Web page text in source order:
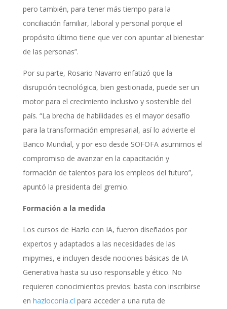
pero también, para tener más tiempo para la
conciliación familiar, laboral y personal porque el
propósito último tiene que ver con apuntar al bienestar
de las personas”.
Por su parte, Rosario Navarro enfatizó que la
disrupción tecnológica, bien gestionada, puede ser un
motor para el crecimiento inclusivo y sostenible del
país. “La brecha de habilidades es el mayor desafío
para la transformación empresarial, así lo advierte el
Banco Mundial, y por eso desde SOFOFA asumimos el
compromiso de avanzar en la capacitación y
formación de talentos para los empleos del futuro”,
apuntó la presidenta del gremio.
Formación a la medida
Los cursos de Hazlo con IA, fueron diseñados por
expertos y adaptados a las necesidades de las
mipymes, e incluyen desde nociones básicas de IA
Generativa hasta su uso responsable y ético. No
requieren conocimientos previos: basta con inscribirse
en hazloconia.cl para acceder a una ruta de